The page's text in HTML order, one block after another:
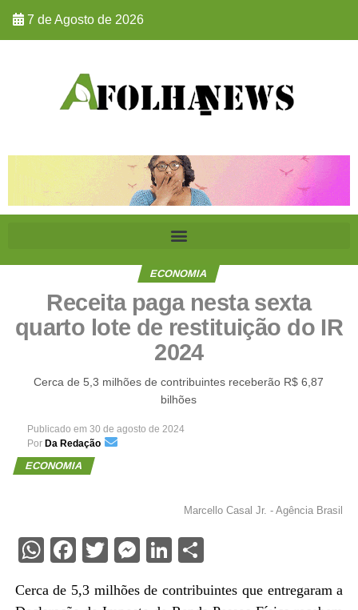
7 de Agosto de 2026
ECONOMIA
Receita paga nesta sexta
quarto lote de restituição do IR
2024
Cerca de 5,3 milhões de contribuintes receberão R$ 6,87
bilhões
Publicado em 30 de agosto de 2024
Por Da Redação
ECONOMIA
Marcello Casal Jr. - Agência Brasil
WhatsApp
Facebook
Twitter
Messenger
LinkedIn
Share
Cerca de 5,3 milhões de contribuintes que entregaram a